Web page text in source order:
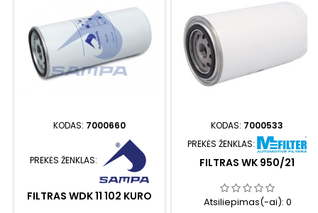
KODAS: 7000660
PREKĖS ŽENKLAS:
FILTRAS WDK 11 102 KURO
KODAS: 7000533
PREKĖS ŽENKLAS:
FILTRAS WK 950/21
Atsiliepimas(-ai): 0